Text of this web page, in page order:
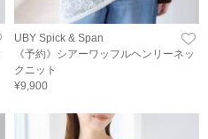
UBY Spick & Span
《予約》シアーワッフルヘンリーネッ
クニット
¥9,900